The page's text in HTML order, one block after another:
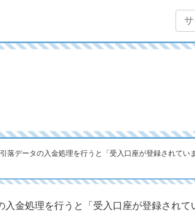
引落データの入金処理を行うと「受入口座が登録されてい
入金処理を行うと「受入口座が登録され